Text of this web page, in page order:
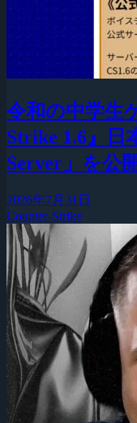
令和の中学生
Strike 1.6』日
Server」を公
2026年7月31日
Counter-Strike